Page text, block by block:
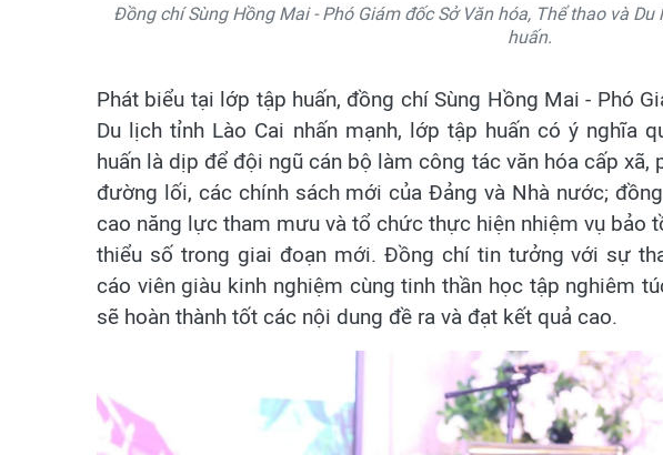
Đồng chí Sùng Hồng Mai - Phó Giám đốc Sở Văn hóa, Thể thao và
huấn.
Phát biểu tại lớp tập huấn, đồng chí Sùng Hồng Mai - Phó
Du lịch tỉnh Lào Cai nhấn mạnh, lớp tập huấn có ý nghĩa
huấn là dịp để đội ngũ cán bộ làm công tác văn hóa cấp xã,
đường lối, các chính sách mới của Đảng và Nhà nước;
cao năng lực tham mưu và tổ chức thực hiện nhiệm vụ bảo
thiểu số trong giai đoạn mới. Đồng chí tin tưởng với sự
cáo viên giàu kinh nghiệm cùng tinh thần học tập nghiêm
sẽ hoàn thành tốt các nội dung đề ra và đạt kết quả cao.